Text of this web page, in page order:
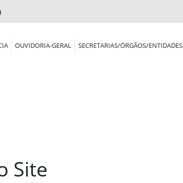
OUVIDORIA-GERAL SECRETARIAS/ÓRGÃOS/ENTIDADES
Site